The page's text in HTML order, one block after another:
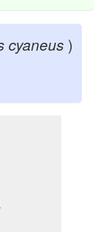
cyaneus )